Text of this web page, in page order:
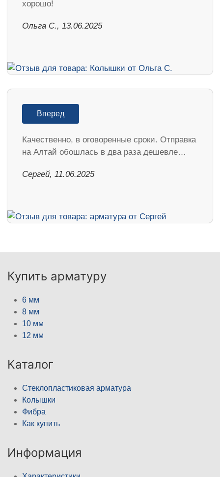
хорошо!
Ольга С., 13.06.2025
Вперед
Качественно, в оговоренные сроки. Отправка
на Алтай обошлась в два раза дешевле…
Сергей, 11.06.2025
Купить арматуру
6 мм
8 мм
10 мм
12 мм
Каталог
Стеклопластиковая арматура
Колышки
Фибра
Как купить
Информация